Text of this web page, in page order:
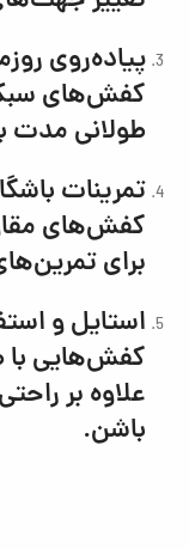
پیاده‌روی
کفش‌های سبک
طولانی مدت
تمرینات
کفش‌های
برای
استایل و
کفش‌هایی
علاوه بر
باشن.